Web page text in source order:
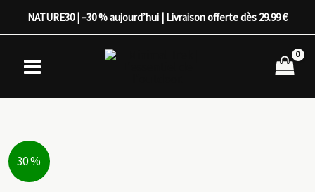
NATURE30 | –30 % aujourd’hui | Livraison offerte dès 29.99 €
30 %